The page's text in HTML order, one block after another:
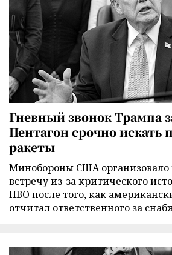
Гневный звонок Трампа
Пентагон срочно искать
ракеты
Минобороны США организовало
встречу из-за критического
ПВО после того, как
отчитал ответственного за